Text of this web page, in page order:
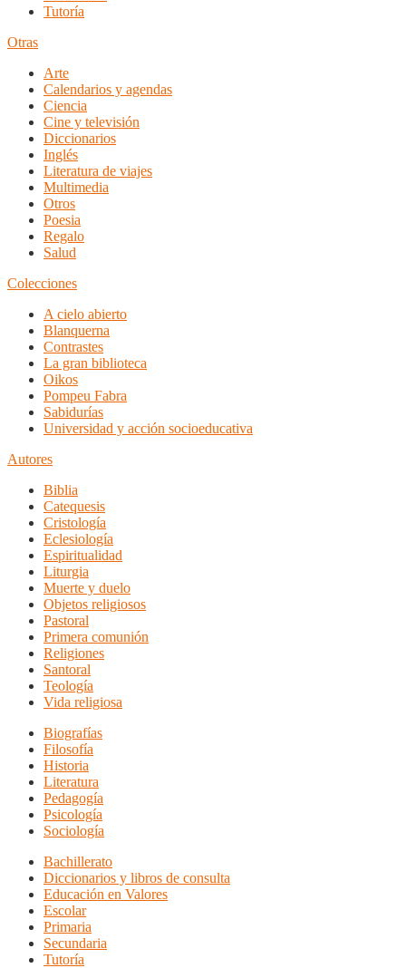
Tutoría
Otras
Arte
Calendarios y agendas
Ciencia
Cine y televisión
Diccionarios
Inglés
Literatura de viajes
Multimedia
Otros
Poesia
Regalo
Salud
Colecciones
A cielo abierto
Blanquerna
Contrastes
La gran biblioteca
Oikos
Pompeu Fabra
Sabidurías
Universidad y acción socioeducativa
Autores
Biblia
Catequesis
Cristología
Eclesiología
Espiritualidad
Liturgia
Muerte y duelo
Objetos religiosos
Pastoral
Primera comunión
Religiones
Santoral
Teología
Vida religiosa
Biografías
Filosofía
Historia
Literatura
Pedagogía
Psicología
Sociología
Bachillerato
Diccionarios y libros de consulta
Educación en Valores
Escolar
Primaria
Secundaria
Tutoría